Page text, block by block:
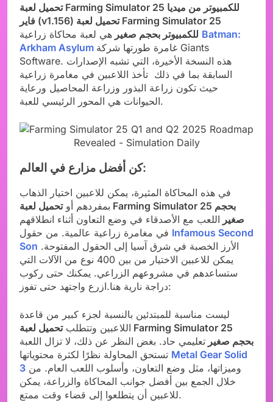
تحميل لعبة Farming Simulator 25 للكمبيوتر من ميديا
فاير (v1.156) تحميل لعبة Farming Simulator 25
للكمبيوتر بحجم صغير Batman:
Arkham Asylum غامرة طورتها شركة Giants
Software. هذه النسخة الأخيرة، التي تشبه الإصدارات
السابقة بما في ذلك تأخذ اللاعبين في مغامرة زراعية
حيث تكون زراعة البذور وزراعة المحاصيل ورعاية
الحيوانات هي المحور الرئيسي للعبة.
كن أفضل مزارع في العالم:
في هذه المحاكاة المثيرة، يمكن للاعبين اختيار الذهاب
بمفردهم أوتحميل لعبة Farming Simulator 25 بحجم
صغير اللعب مع الأصدقاء في وضع التعاون أثناء انطلاقهم
Infamous Second
Son
يمكن للاعبين الاختيار من بين 400 نوع من الآلات التي
ستساعدهم في مشروعهم الزراعي. يمكنك حتى ركوب
دراجة نارية هنا.ازرع واجتهد حتى تفوز:
ليست مناسبة للمبتدئين بالنسبة لجزء كبير من قاعدة
اللاعبين وتتطلبتحميل لعبة Farming Simulator 25
بحجم صغير تعليمي حاد. بغض النظر عن ذلك، لا تزال اللعبة
Metal Gear Solid
3
خلال الجمع بين أفضل جوانب المحاكاة والزراعة، يمكن
للاعبين أن يتطلعوا إلى قضاء وقت ممتع.